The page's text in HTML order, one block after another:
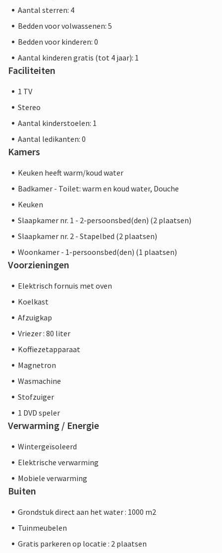
Aantal sterren: 4
Bedden voor volwassenen: 5
Bedden voor kinderen: 0
Aantal kinderen gratis (tot 4 jaar): 1
Faciliteiten
1 TV
Stereo
Aantal kinderstoelen: 1
Aantal ledikanten: 0
Kamers
Keuken heeft warm/koud water
Badkamer - Toilet: warm en koud water, Douche
Keuken
Slaapkamer nr. 1 - 2-persoonsbed(den) (2 plaatsen)
Slaapkamer nr. 2 - Stapelbed (2 plaatsen)
Woonkamer - 1-persoonsbed(den) (1 plaatsen)
Voorzieningen
Elektrisch fornuis met oven
Koelkast
Afzuigkap
Vriezer : 80 liter
Koffiezetapparaat
Magnetron
Wasmachine
Stofzuiger
1 DVD speler
Verwarming / Energie
Wintergeïsoleerd
Elektrische verwarming
Mobiele verwarming
Buiten
Grondstuk direct aan het water : 1000 m2
Tuinmeubelen
Gratis parkeren op locatie : 2 plaatsen